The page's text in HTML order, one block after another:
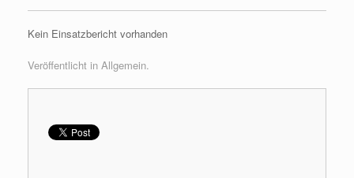
Kein Einsatzbericht vorhanden
Veröffentlicht in Allgemein.